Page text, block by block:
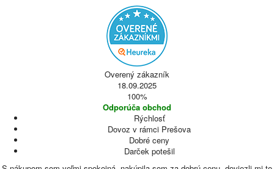
Overený zákazník
18.09.2025
100%
Odporúča obchod
Rýchlosť
Dovoz v rámci Prešova
Dobré ceny
Darček potešil